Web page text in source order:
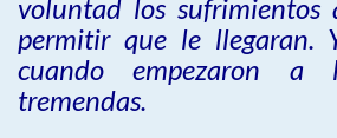
voluntad los sufrimientos
permitir que le llegaran.
cuando empezaron a
tremendas.